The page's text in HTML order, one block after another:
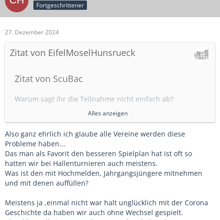
Fortgeschrittener
27. Dezember 2024
Zitat von EifelMoselHunsrueck
Zitat von ScuBac
Warum sagt ihr die Teilnahme nicht einfach ab?
Weil wir letztes Jahr schon nicht teilnehmen konnten
(Grippewelle) und die Kiddies die da sind sich wirklich drauf
freuen.
Und weil die nichts dafür können das beim Kreis nicht von
der Wand zur Tapete gedacht wird.
Naja 4×10 Minuten kann eigentlich jeder spielen
Alles anzeigen
Also ganz ehrlich ich glaube alle Vereine werden diese
Probleme haben...
Das man als Favorit den besseren Spielplan hat ist oft so
hatten wir bei Hallenturnieren auch meistens.
Was ist den mit Hochmelden, Jahrgangsjüngere mitnehmen
und mit denen auffüllen?
Meistens ja ,einmal nicht war halt unglücklich mit der Corona
Geschichte da haben wir auch ohne Wechsel gespielt.